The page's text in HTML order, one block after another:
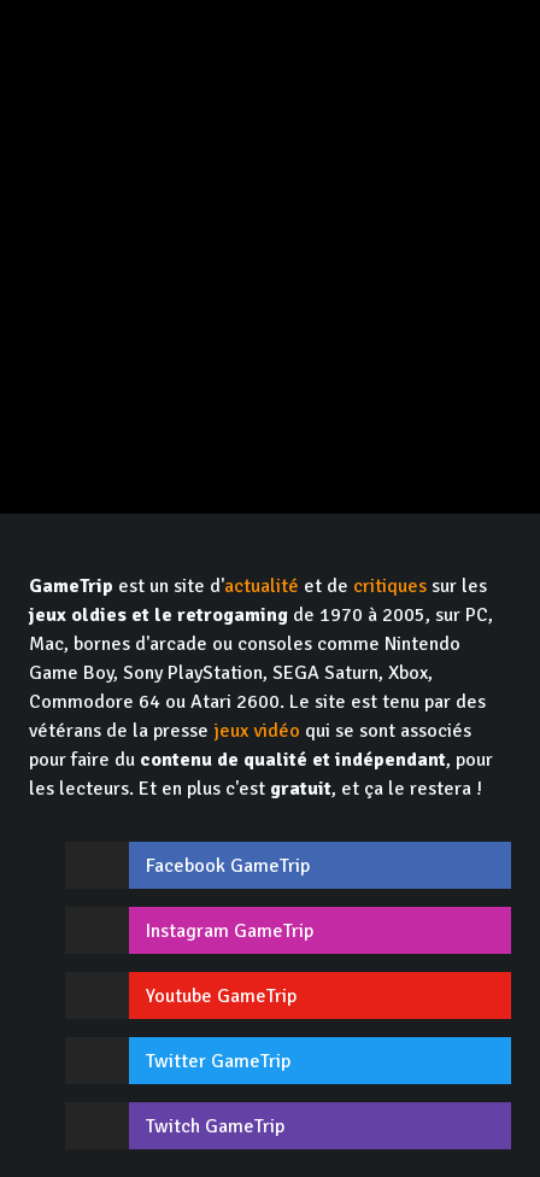
GameTrip est un site d'actualité et de critiques sur les
jeux oldies et le retrogaming de 1970 à 2005, sur PC,
Mac, bornes d'arcade ou consoles comme Nintendo
Game Boy, Sony PlayStation, SEGA Saturn, Xbox,
Commodore 64 ou Atari 2600. Le site est tenu par des
vétérans de la presse jeux vidéo qui se sont associés
pour faire du contenu de qualité et indépendant, pour
les lecteurs. Et en plus c'est gratuit, et ça le restera !
Facebook GameTrip
Instagram GameTrip
Youtube GameTrip
Twitter GameTrip
Twitch GameTrip